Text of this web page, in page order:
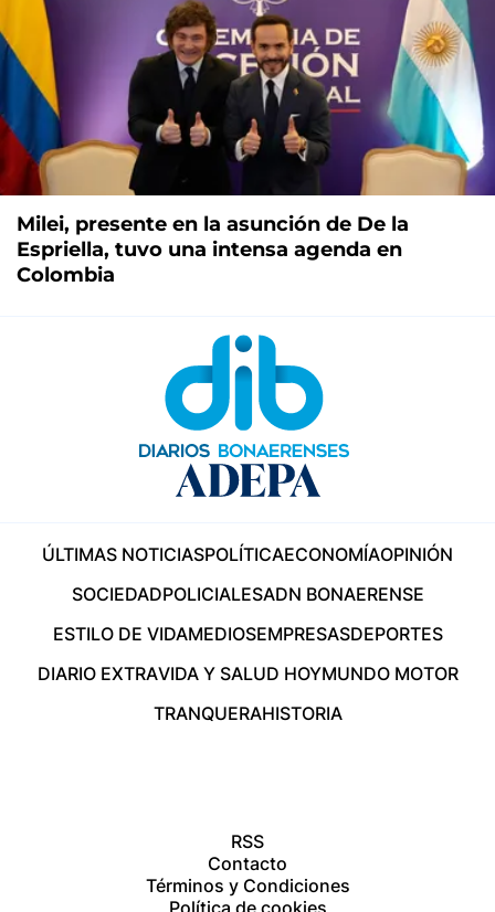
Milei, presente en la asunción de De la
Espriella, tuvo una intensa agenda en
Colombia
ÚLTIMAS NOTICIASPOLÍTICAECONOMÍAOPINIÓN
SOCIEDADPOLICIALESADN BONAERENSE
ESTILO DE VIDAMEDIOSEMPRESASDEPORTES
DIARIO EXTRAVIDA Y SALUD HOYMUNDO MOTOR
TRANQUERAHISTORIA
RSS
Contacto
Términos y Condiciones